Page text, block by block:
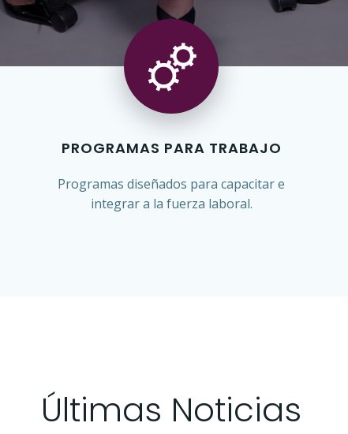
PROGRAMAS PARA TRABAJO
Programas diseñados para capacitar e
integrar a la fuerza laboral.
Últimas Noticias